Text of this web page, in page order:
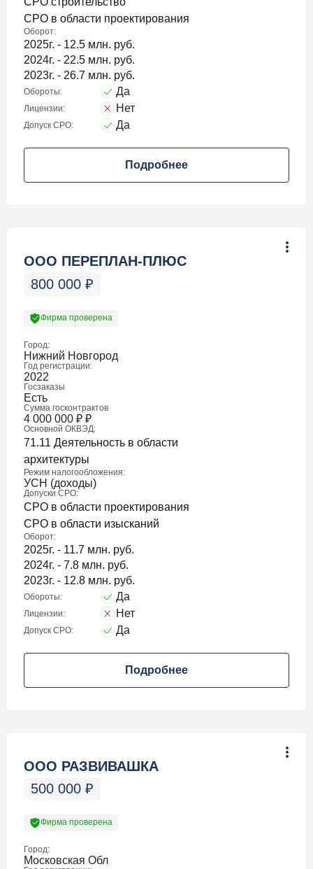
СРО в области проектирования
Оборот:
2025г. - 12.5 млн. руб.
2024г. - 22.5 млн. руб.
2023г. - 26.7 млн. руб.
Обороты: Да
Лицензии: Нет
Допуск СРО: Да
Подробнее
ООО ПЕРЕПЛАН-ПЛЮС
800 000 ₽
Фирма проверена
Город:
Нижний Новгород
Год регистрации:
2022
Госзаказы
Есть
Сумма госконтрактов
4 000 000 ₽ ₽
Основной ОКВЭД:
71.11 Деятельность в области
архитектуры
Режим налогообложения:
УСН (доходы)
Допуски СРО:
СРО в области проектирования
СРО в области изысканий
Оборот:
2025г. - 11.7 млн. руб.
2024г. - 7.8 млн. руб.
2023г. - 12.8 млн. руб.
Обороты: Да
Лицензии: Нет
Допуск СРО: Да
Подробнее
ООО РАЗВИВАШКА
500 000 ₽
Фирма проверена
Город:
Московская Обл